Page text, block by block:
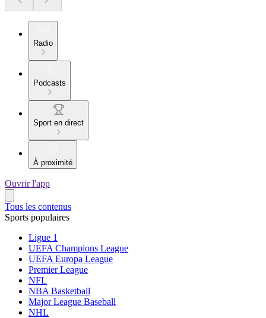
Radio
Podcasts
Sport en direct
À proximité
Ouvrir l'app
Tous les contenus
Sports populaires
Ligue 1
UEFA Champions League
UEFA Europa League
Premier League
NFL
NBA Basketball
Major League Baseball
NHL